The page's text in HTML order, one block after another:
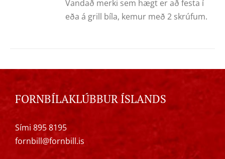
Vandað merki sem hægt er að festa í
eða á grill bíla, kemur með 2 skrúfum.
FORNBÍLAKLÚBBUR ÍSLANDS
Sími 895 8195
fornbill@fornbill.is